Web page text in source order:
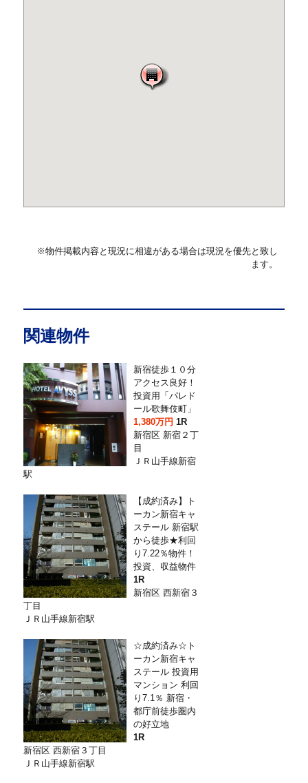
※物件掲載内容と現況に相違がある場合は現況を優先と致し
ます。
関連物件
新宿徒歩１０分
アクセス良好！
投資用「パレド
ール歌舞伎町」
1,380万円1R
新宿区 新宿２丁
目
ＪＲ山手線新宿
駅
【成約済み】ト
ーカン新宿キャ
ステール 新宿駅
から徒歩★利回
り7.22％物件！
投資、収益物件
1R
新宿区 西新宿３
丁目
ＪＲ山手線新宿駅
☆成約済み☆ト
ーカン新宿キャ
ステール 投資用
マンション 利回
り7.1％ 新宿・
都庁前徒歩圏内
の好立地
1R
新宿区 西新宿３丁目
ＪＲ山手線新宿駅